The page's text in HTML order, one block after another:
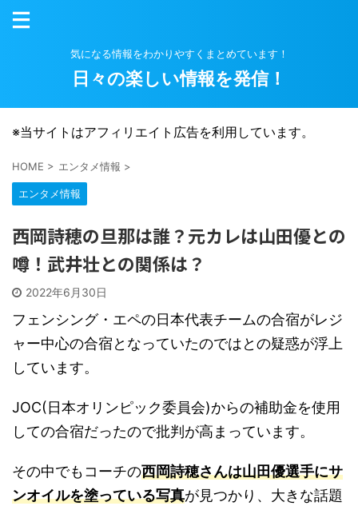
気になる情報をわかりやすくまとめています！
日々の楽しい情報を発信！
※当サイトはアフィリエイト広告を利用しています。
HOME > エンタメ情報 >
エンタメ情報
西岡詩穂の旦那は誰？元カレは山田優との
噂！武井壮との関係は？
2022年6月30日
フェンシング・エペの日本代表チームの合宿がレジ
ャー中心の合宿となっていたのではとの疑惑が浮上
しています。
JOC(日本オリンピック委員会)からの補助金を使用
しての合宿だったので批判が高まっています。
その中でもコーチの西岡詩穂さんは山田優選手にサ
ンオイルを塗っている写真が見つかり、大きな話題